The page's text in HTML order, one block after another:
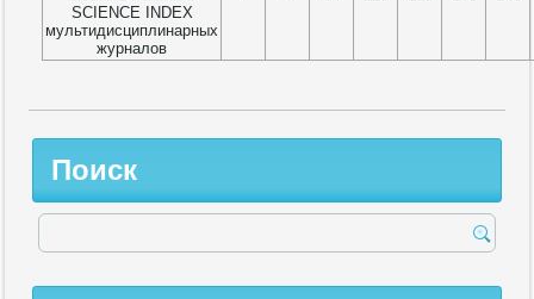
SCIENCE INDEX
мультидисциплинарных
журналов
Поиск